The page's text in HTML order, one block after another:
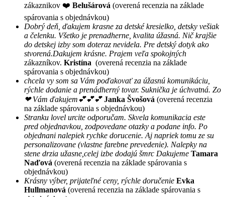
zákaznikov ❤️ Belušárová (overená recenzia na základe
spárovania s objednávkou)
Dobrý deň, ďakujem krasne za detské kresielko, detsky vešiak
a čelenku. Všetko je prenadherne, kvalita úžasná. Nič krajšie
do detskej izby som doteraz nevidela. Pre detský dotyk ako
stvorená.Dakujem krásne. Prajem veľa spokojných
zákazníkov. Kristína (overená recenzia na základe
spárovania s objednávkou)
chcela vy som sa Vám poďakovať za úžasnú komunikáciu,
rýchle dodanie a prenádherný tovar. Suknička je úchvatná. Zo
❤ Vám ďakujem💕💕💕 Janka Švošová (overená recenzia
na základe spárovania s objednávkou)
Stranku lovel urcite odporučam. Skvela komunikacia este
pred objednavkou, zodpovedane otazky a podane info. Po
objednani nalepiek rychke dorucenie. Aj napriek tomu ze su
personalizovane (vlastne farebne prevedenie). Nalepky na
stene drzia užasne,celej izbe dodajú šmrc Dakujeme Tamara
Naďová (overená recenzia na základe spárovania s
objednávkou)
Krásny výber, prijateľné ceny, rýchle doručenie Evka
Hullmanová (overená recenzia na základe spárovania s